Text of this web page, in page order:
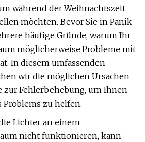
während der Weihnachtszeit
möchten. Bevor Sie in Panik
häufige Gründe, warum Ihr
möglicherweise Probleme mit
In diesem umfassenden
wir die möglichen Ursachen
zur Fehlerbehebung, um Ihnen
Problems zu helfen.
Lichter an einem
nicht funktionieren, kann